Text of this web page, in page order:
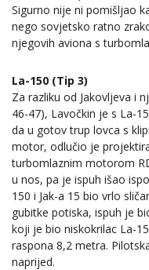
Sigurno nije ni pomišljao
nego sovjetsko ratno
njegovih aviona s
La-150 (Tip 3)
Za razliku od Jakovljeva i
46-47), Lavočkin je s La-
da u gotov trup lovca s
motor, odlučio je
turbomlaznim motorom
u nos, pa je ispuh išao
150 i Jak-a 15 bio vrlo
gubitke potiska, ispuh je
koji je bio niskokrilac La-
raspona 8,2 metra.
naprijed.